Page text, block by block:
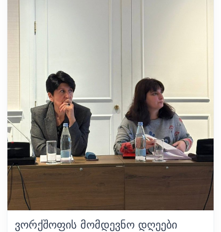
ᲕᲝᲠᲥᲨᲝᲤᲘᲡ ᲛᲝᲛᲓᲔᲕᲜᲝ ᲓᲦᲔᲔᲑᲘ